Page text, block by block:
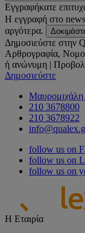
Εγγραφήκατε
Η εγγραφή στο
αργότερα.
Δημοσιεύστε στην
Αρθρογραφία,
ή ανώνυμη |
Δημοσιεύστε
210 3678800
210 3678922
follow us on
follow us on
follow us on
Η Εταιρία